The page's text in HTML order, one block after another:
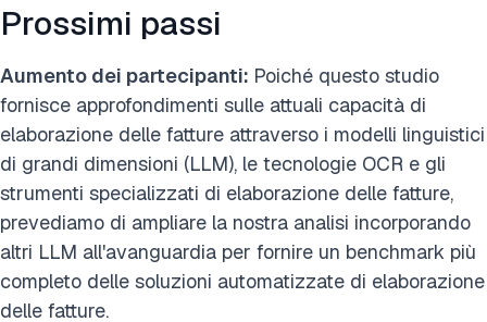
Prossimi passi
Aumento dei partecipanti: Poiché questo studio
fornisce approfondimenti sulle attuali capacità di
elaborazione delle fatture attraverso i modelli linguistici
di grandi dimensioni (LLM), le tecnologie OCR e gli
strumenti specializzati di elaborazione delle fatture,
prevediamo di ampliare la nostra analisi incorporando
altri LLM all'avanguardia per fornire un benchmark più
completo delle soluzioni automatizzate di elaborazione
delle fatture.